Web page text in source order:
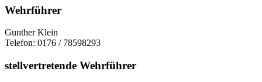
Wehrführer
Gunther Klein
Telefon: 0176 / 78598293
stellvertretende Wehrführer